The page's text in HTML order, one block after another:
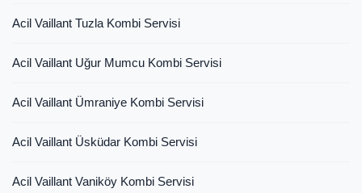
Acil Vaillant Tuzla Kombi Servisi
Acil Vaillant Uğur Mumcu Kombi Servisi
Acil Vaillant Ümraniye Kombi Servisi
Acil Vaillant Üsküdar Kombi Servisi
Acil Vaillant Vaniköy Kombi Servisi